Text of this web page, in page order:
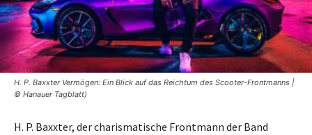
H. P. Baxxter Vermögen: Ein Blick auf das Reichtum des Scooter-Frontmanns |
© Hanauer Tagblatt)
H. P. Baxxter, der charismatische Frontmann der Band